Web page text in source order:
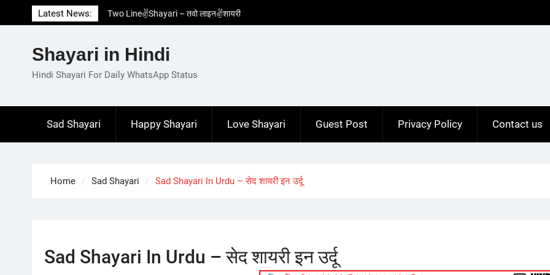
to
Latest News:
Two Line✌️Shayari – तवो लाइन✌️शायरी
Love😓Lines In Hindi – लव😓लाइन्स इन हिंदी
Love🥳Poetry In Hindi – लव🥳पोएट्री इन हिंदी
1 Line☝️Shayari In Hindi – १ लाइन☝️शायरी इन
Shayari in Hindi
Hindi Shayari For Daily WhatsApp Status
Sad Shayari Happy Shayari Love Shayari Guest Post Privacy Policy Contact us
Home Sad Shayari Sad Shayari In Urdu – सेद शायरी इन उर्दू
Sad Shayari In Urdu – सेद शायरी इन उर्दू